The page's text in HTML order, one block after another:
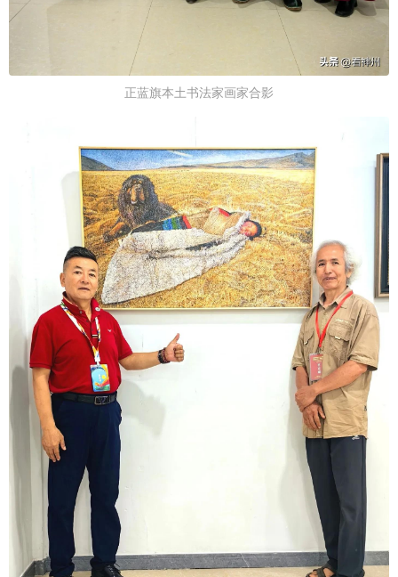
正蓝旗本土书法家画家合影